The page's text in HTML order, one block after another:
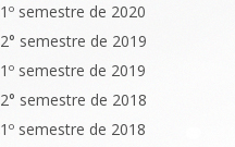
1º semestre de 2020
2° semestre de 2019
1º semestre de 2019
2° semestre de 2018
1º semestre de 2018